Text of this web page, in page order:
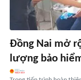
Đồng Nai mở
lượng bảo